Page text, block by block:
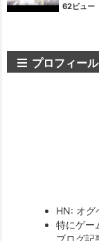
62ビュー
プロフィール
HN: オグ
特にゲー
ブログ記